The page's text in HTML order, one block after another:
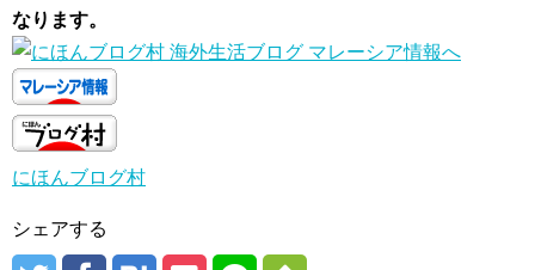
なります。
にほんブログ村
シェアする